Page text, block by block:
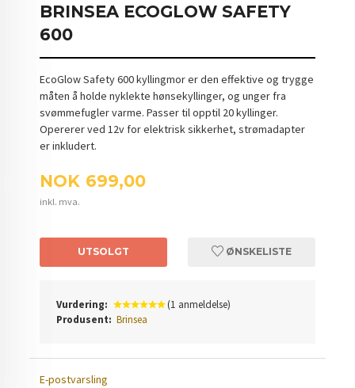
BRINSEA ECOGLOW SAFETY
600
EcoGlow Safety 600 kyllingmor er den effektive og trygge
måten å holde nyklekte hønsekyllinger, og unger fra
svømmefugler varme. Passer til opptil 20 kyllinger.
Opererer ved 12v for elektrisk sikkerhet, strømadapter
er inkludert.
Pris
NOK 699,00
inkl. mva.
UTSOLGT ØNSKELISTE
Vurdering:
(1 anmeldelse)
Produsent: Brinsea
E-postvarsling